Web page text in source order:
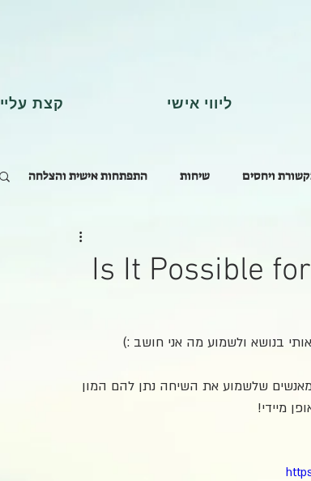
ליווי אישי קצת עליי
ויחסים שיחות התפתחות אישית והצלחה
Is It Possible
בנושא ולשמוע מה אני חושב :)
שלשמוע את השיחה נתן להם המון
מיידי!